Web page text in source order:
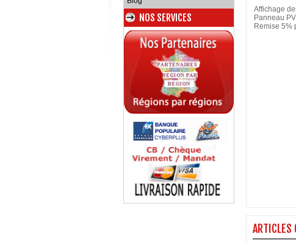
NOS SERVICES
Affichage
Panneau
Remise 5%
ARTICLES